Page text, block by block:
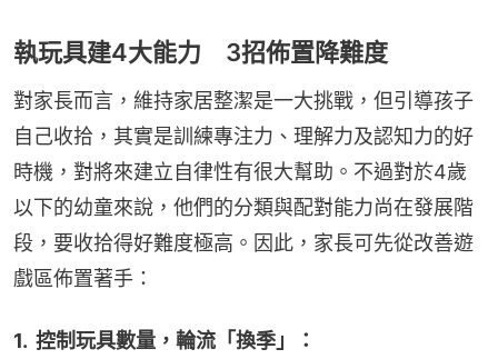
執玩具建4大能力 3招佈置降難度
對家長而言，維持家居整潔是一大挑戰，但引導孩子
自己收拾，其實是訓練專注力、理解力及認知力的好
時機，對將來建立自律性有很大幫助。不過對於4歲
以下的幼童來說，他們的分類與配對能力尚在發展階
段，要收拾得好難度極高。因此，家長可先從改善遊
戲區佈置著手：
1.  控制玩具數量，輪流「換季」：